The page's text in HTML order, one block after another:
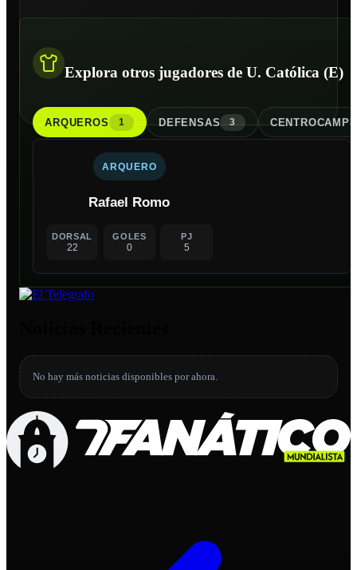
Explora otros jugadores de U. Católica (E)
ARQUEROS 1 DEFENSAS 3
ARQUERO
Rafael Romo
DORSAL
22
GOLES
0
PJ
5
No hay más noticias disponibles por ahora.